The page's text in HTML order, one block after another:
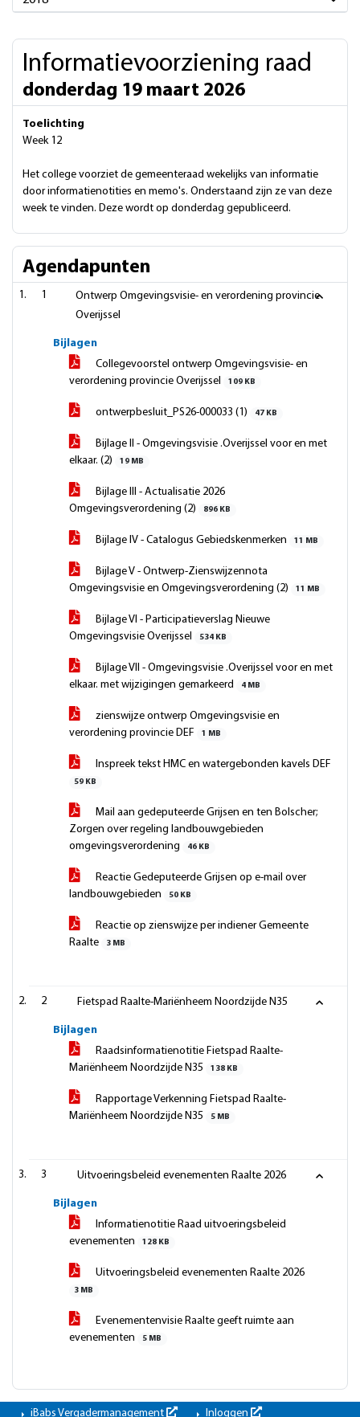
Informatievoorziening raad
donderdag 19 maart 2026
Toelichting
Week 12
Het college voorziet de gemeenteraad wekelijks van informatie
door informatienotities en memo's. Onderstaand zijn ze van deze
week te vinden. Deze wordt op donderdag gepubliceerd.
Agendapunten
1
Ontwerp Omgevingsvisie- en verordening provincie
Overijssel
Bijlagen
Collegevoorstel ontwerp Omgevingsvisie- en
verordening provincie Overijssel
109 KB
ontwerpbesluit_PS26-000033 (1) 47 KB
Bijlage II - Omgevingsvisie .Overijssel voor en met
elkaar. (2)
19 MB
Bijlage III - Actualisatie 2026
Omgevingsverordening (2)
896 KB
Bijlage IV - Catalogus Gebiedskenmerken 11 MB
Bijlage V - Ontwerp-Zienswijzennota
Omgevingsvisie en Omgevingsverordening (2)
11 MB
Bijlage VI - Participatieverslag Nieuwe
Omgevingsvisie Overijssel
534 KB
Bijlage VII - Omgevingsvisie .Overijssel voor en met
elkaar. met wijzigingen gemarkeerd
4 MB
zienswijze ontwerp Omgevingsvisie en
verordening provincie DEF
1 MB
Inspreek tekst HMC en watergebonden kavels DEF
59 KB
Mail aan gedeputeerde Grijsen en ten Bolscher;
Zorgen over regeling landbouwgebieden
omgevingsverordening
46 KB
Reactie Gedeputeerde Grijsen op e-mail over
landbouwgebieden
50 KB
Reactie op zienswijze per indiener Gemeente
Raalte
3 MB
2 Fietspad Raalte-Mariënheem Noordzijde N35
Bijlagen
Raadsinformatienotitie Fietspad Raalte-
Mariënheem Noordzijde N35
138 KB
Rapportage Verkenning Fietspad Raalte-
Mariënheem Noordzijde N35
5 MB
3 Uitvoeringsbeleid evenementen Raalte 2026
Bijlagen
Informatienotitie Raad uitvoeringsbeleid
evenementen
128 KB
Uitvoeringsbeleid evenementen Raalte 2026
3 MB
Evenementenvisie Raalte geeft ruimte aan
evenementen
5 MB
iBabs Vergadermanagement Inloggen